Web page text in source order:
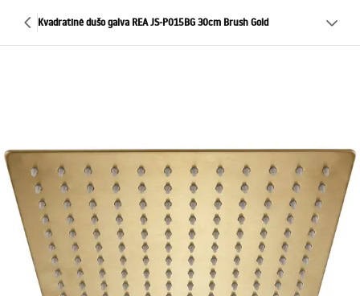
Kvadratinė dušo galva REA JS-P015BG 30cm Brush Gold